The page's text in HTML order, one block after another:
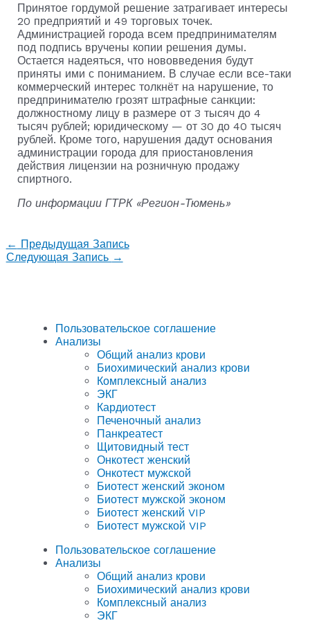
Принятое гордумой решение затрагивает интересы
20 предприятий и 49 торговых точек.
Администрацией города всем предпринимателям
под подпись вручены копии решения думы.
Остается надеяться, что нововведения будут
приняты ими с пониманием. В случае если все-таки
коммерческий интерес толкнёт на нарушение, то
предпринимателю грозят штрафные санкции:
должностному лицу в размере от 3 тысяч до 4
тысяч рублей; юридическому — от 30 до 40 тысяч
рублей. Кроме того, нарушения дадут основания
администрации города для приостановления
действия лицензии на розничную продажу
спиртного.
По информации ГТРК «Регион-Тюмень»
← Предыдущая Запись
Следующая Запись →
Пользовательское соглашение
Анализы
Общий анализ крови
Биохимический анализ крови
Комплексный анализ
ЭКГ
Кардиотест
Печеночный анализ
Панкреатест
Щитовидный тест
Онкотест женский
Онкотест мужской
Биотест женский эконом
Биотест мужской эконом
Биотест женский VIP
Биотест мужской VIP
Пользовательское соглашение
Анализы
Общий анализ крови
Биохимический анализ крови
Комплексный анализ
ЭКГ